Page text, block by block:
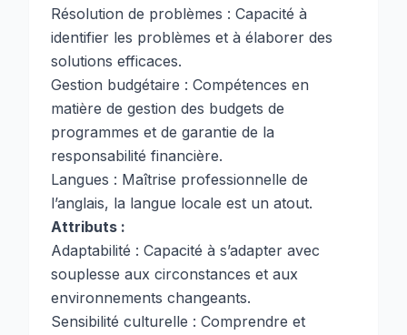
Résolution de problèmes : Capacité à
identifier les problèmes et à élaborer des
solutions efficaces.
Gestion budgétaire : Compétences en
matière de gestion des budgets de
programmes et de garantie de la
responsabilité financière.
Langues : Maîtrise professionnelle de
l’anglais, la langue locale est un atout.
Attributs :
Adaptabilité : Capacité à s’adapter avec
souplesse aux circonstances et aux
environnements changeants.
Sensibilité culturelle : Comprendre et